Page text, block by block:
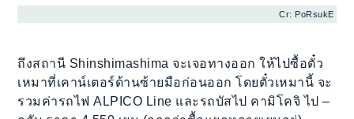
Cr: PoRsukE
ถึงสถานี Shinshimashima จะเจอทางออก ให้ไปซื้อตั๋ว
เหมาที่เคาน์เตอร์ด้านซ้ายมือก่อนออก โดยตั๋วเหมานี้ จะ
รวมค่ารถไฟ ALPICO Line และรถบัสไป คามิโคจิ ไป –